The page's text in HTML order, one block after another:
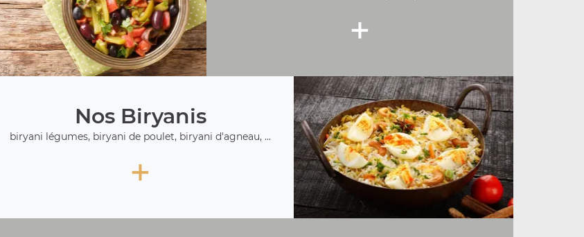
+
Nos Biryanis
biryani légumes, biryani de poulet, biryani d'agneau, ...
+